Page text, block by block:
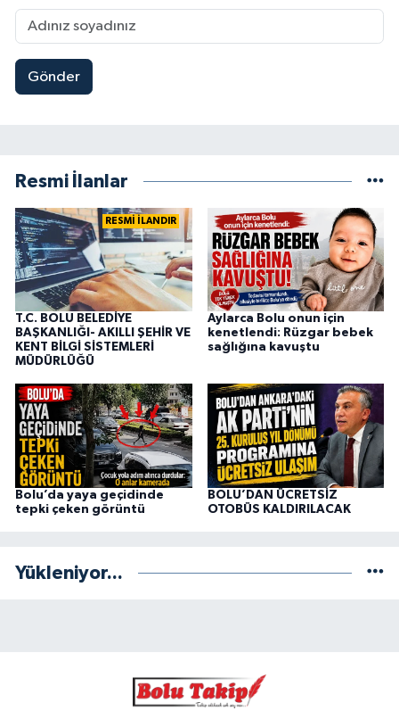
Gönder
Resmi İlanlar
RESMİ İLANDIR
T.C. BOLU BELEDİYE
BAŞKANLIĞI- AKILLI ŞEHİR VE
KENT BİLGİ SİSTEMLERİ
MÜDÜRLÜĞÜ
Aylarca Bolu onun için
kenetlendi: Rüzgar bebek
sağlığına kavuştu
Bolu’da yaya geçidinde
tepki çeken görüntü
BOLU’DAN ÜCRETSİZ
OTOBÜS KALDIRILACAK
Yükleniyor...